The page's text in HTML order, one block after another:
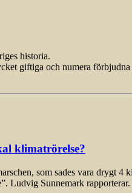
historia.
giftiga och numera
klimatrörelse?
som sades vara drygt
Ludvig Sunnemark rapporterar.